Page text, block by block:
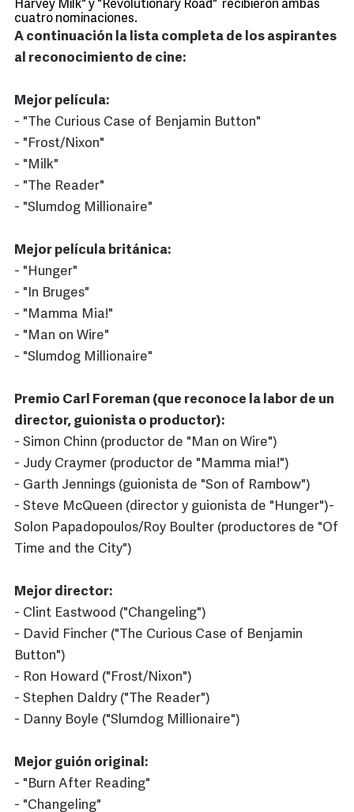
Harvey Milk" y "Revolutionary Road" recibieron ambas
cuatro nominaciones.
A continuación la lista completa de los aspirantes
al reconocimiento de cine:
Mejor película:
- "The Curious Case of Benjamin Button"
- "Frost/Nixon"
- "Milk"
- "The Reader"
- "Slumdog Millionaire"
Mejor película británica:
- "Hunger"
- "In Bruges"
- "Mamma Mia!"
- "Man on Wire"
- "Slumdog Millionaire"
Premio Carl Foreman (que reconoce la labor de un
director, guionista o productor):
- Simon Chinn (productor de "Man on Wire")
- Judy Craymer (productor de "Mamma mia!")
- Garth Jennings (guionista de "Son of Rambow")
- Steve McQueen (director y guionista de "Hunger")-
Solon Papadopoulos/Roy Boulter (productores de "Of
Time and the City")
Mejor director:
- Clint Eastwood ("Changeling")
- David Fincher ("The Curious Case of Benjamin
Button")
- Ron Howard ("Frost/Nixon")
- Stephen Daldry ("The Reader")
- Danny Boyle ("Slumdog Millionaire")
Mejor guión original:
- "Burn After Reading"
- "Changeling"